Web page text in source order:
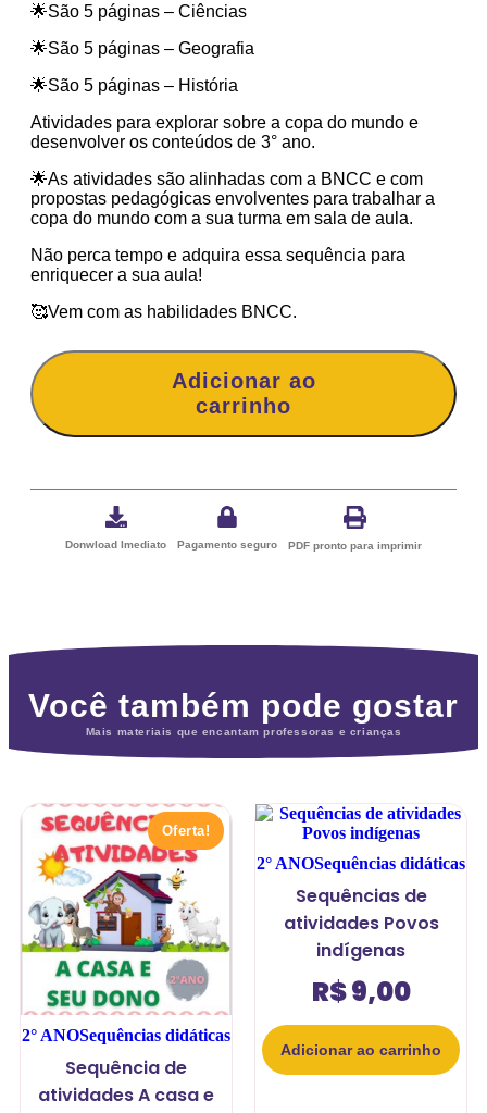
🌟São 5 páginas – Ciências
🌟São 5 páginas – Geografia
🌟São 5 páginas – História
Atividades para explorar sobre a copa do mundo e
desenvolver os conteúdos de 3° ano.
🌟As atividades são alinhadas com a BNCC e com
propostas pedagógicas envolventes para trabalhar a
copa do mundo com a sua turma em sala de aula.
Não perca tempo e adquira essa sequência para
enriquecer a sua aula!
🥰Vem com as habilidades BNCC.
Adicionar ao
carrinho
Donwload Imediato Pagamento seguro PDF pronto para imprimir
Você também pode gostar
Mais materiais que encantam professoras e crianças
Oferta!
2° ANOSequências didáticas
Sequência de
atividades A casa e
2° ANOSequências didáticas
Sequências de
atividades Povos
indígenas
R$9,00
Adicionar ao carrinho